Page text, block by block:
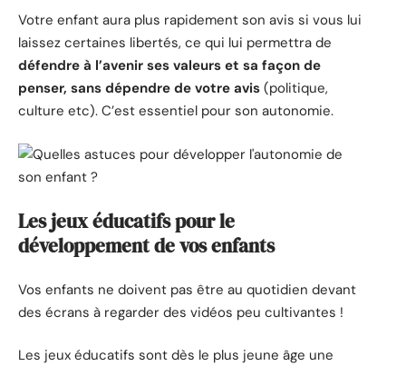
Votre enfant aura plus rapidement son avis si vous lui
laissez certaines libertés, ce qui lui permettra de
défendre à l’avenir ses valeurs et sa façon de
penser, sans dépendre de votre avis (politique,
culture etc). C’est essentiel pour son autonomie.
Les jeux éducatifs pour le
développement de vos enfants
Vos enfants ne doivent pas être au quotidien devant
des écrans à regarder des vidéos peu cultivantes !
Les jeux éducatifs sont dès le plus jeune âge une